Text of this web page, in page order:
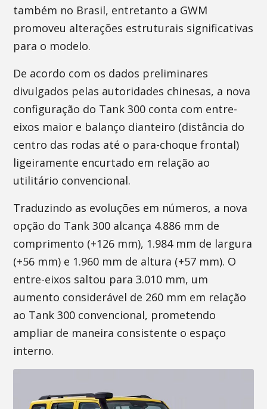
também no Brasil, entretanto a GWM
promoveu alterações estruturais significativas
para o modelo.
De acordo com os dados preliminares
divulgados pelas autoridades chinesas, a nova
configuração do Tank 300 conta com entre-
eixos maior e balanço dianteiro (distância do
centro das rodas até o para-choque frontal)
ligeiramente encurtado em relação ao
utilitário convencional.
Traduzindo as evoluções em números, a nova
opção do Tank 300 alcança 4.886 mm de
comprimento (+126 mm), 1.984 mm de largura
(+56 mm) e 1.960 mm de altura (+57 mm). O
entre-eixos saltou para 3.010 mm, um
aumento considerável de 260 mm em relação
ao Tank 300 convencional, prometendo
ampliar de maneira consistente o espaço
interno.